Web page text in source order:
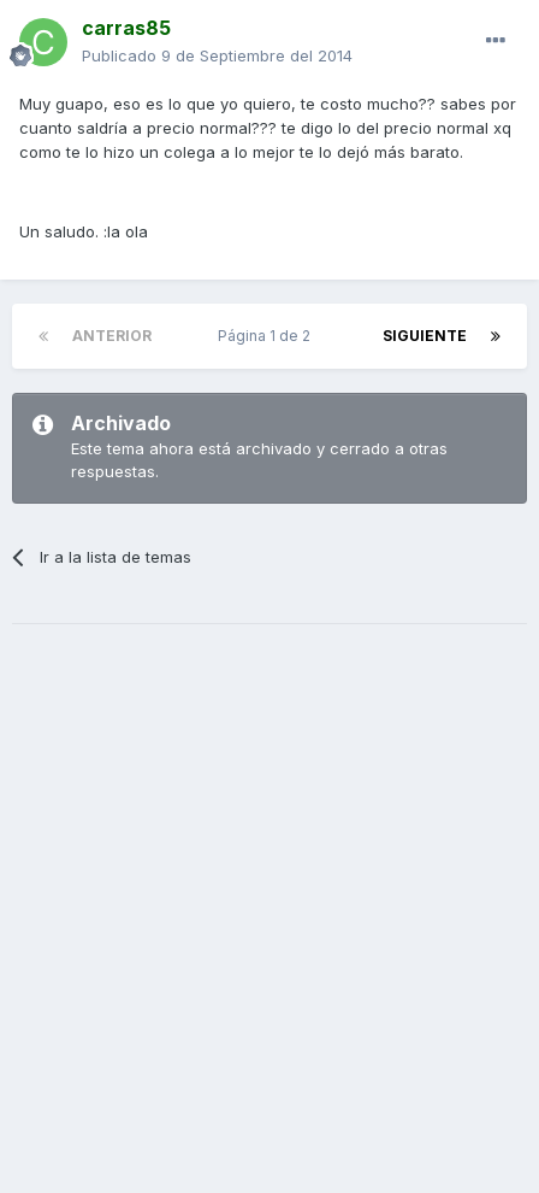
carras85
Publicado 9 de Septiembre del 2014
Muy guapo, eso es lo que yo quiero, te costo mucho?? sabes por
cuanto saldría a precio normal??? te digo lo del precio normal xq
como te lo hizo un colega a lo mejor te lo dejó más barato.
Un saludo. :la ola
ANTERIOR SIGUIENTE
Página 1 de 2
Archivado
Este tema ahora está archivado y cerrado a otras
respuestas.
Ir a la lista de temas